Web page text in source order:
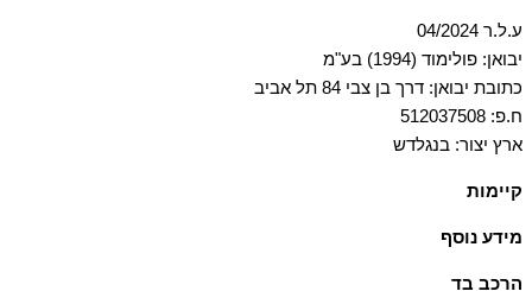
ע.ל.ר 04/2024
יבואן: פולימוד (1994) בע"מ
כתובת יבואן: דרך בן צבי 84 תל אביב
ח.פ: 512037508
ארץ יצור: בנגלדש
קיימות
במגוון ביולוגי ובמערכות אקולוגיות בריאות
מידע נוסף
הרכב בד